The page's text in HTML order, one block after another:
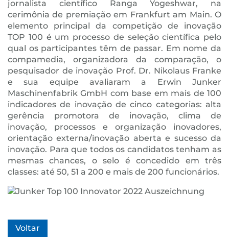
jornalista científico Ranga Yogeshwar, na
cerimônia de premiação em Frankfurt am Main. O
elemento principal da competição de inovação
TOP 100 é um processo de seleção científica pelo
qual os participantes têm de passar. Em nome da
compamedia, organizadora da comparação, o
pesquisador de inovação Prof. Dr. Nikolaus Franke
e sua equipe avaliaram a Erwin Junker
Maschinenfabrik GmbH com base em mais de 100
indicadores de inovação de cinco categorias: alta
gerência promotora de inovação, clima de
inovação, processos e organização inovadores,
orientação externa/inovação aberta e sucesso da
inovação. Para que todos os candidatos tenham as
mesmas chances, o selo é concedido em três
classes: até 50, 51 a 200 e mais de 200 funcionários.
Voltar